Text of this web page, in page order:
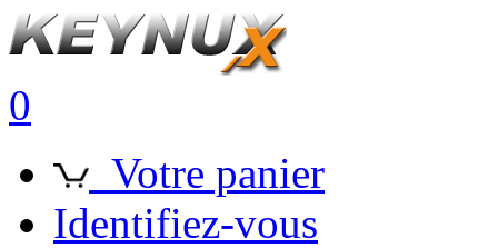
0
Votre panier
Identifiez-vous